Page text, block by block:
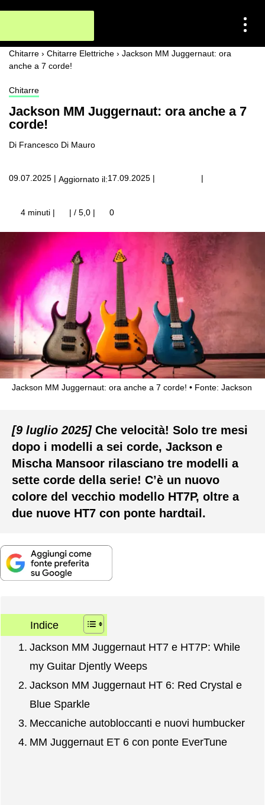
Chitarre › Chitarre Elettriche › Jackson MM Juggernaut: ora
anche a 7 corde!
Chitarre
Jackson MM Juggernaut: ora anche a 7
corde!
Di Francesco Di Mauro
09.07.2025 | Aggiornato il:17.09.2025 | |
4 minuti | | / 5,0 | 0
Jackson MM Juggernaut: ora anche a 7 corde! Fonte: Jackson
[9 luglio 2025] Che velocità! Solo tre mesi
dopo i modelli a sei corde, Jackson e
Mischa Mansoor rilasciano tre modelli a
sette corde della serie! C’è un nuovo
colore del vecchio modello HT7P, oltre a
due nuove HT7 con ponte hardtail.
Indice
Jackson MM Juggernaut HT7 e HT7P: While
my Guitar Djently Weeps
Jackson MM Juggernaut HT 6: Red Crystal e
Blue Sparkle
Meccaniche autobloccanti e nuovi humbucker
MM Juggernaut ET 6 con ponte EverTune